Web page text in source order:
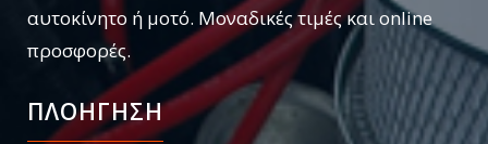
αυτοκίνητο ή μοτό. Μοναδικές τιμές και online
προσφορές.
ΠΛΟΗΓΗΣΗ